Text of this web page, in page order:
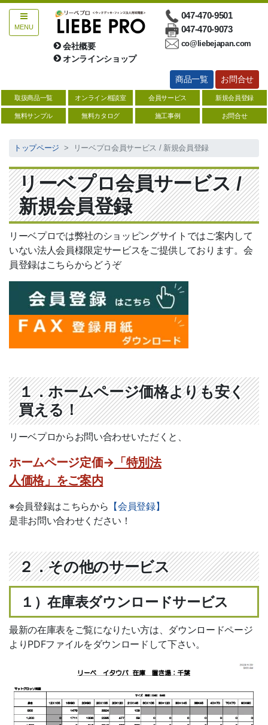
MENU
会社概要
オンラインショップ
047-470-9501
047-470-9073
co@liebejapan.com
商品一覧 お問合せ
取扱商品一覧 オンライン相談室 会員サービス 新規会員登録
無料サンプル 無料カタログ 施工事例 お問合せ
トップページ リーベプロ会員サービス / 新規会員登録
リーベプロ会員サービス /
新規会員登録
リーベプロでは弊社のショッピングサイトではご案内して
いない法人会員様限定サービスをご提供しております。会
員登録はこちらからどうぞ
１．ホームページ価格よりも安く
買える！
リーベプロからお問い合わせいただくと、
ホームページ定価→ 「特別法
人価格」をご案内
※会員登録はこちらから 【会員登録】
是非お問い合わせください！
２．その他のサービス
１）在庫表ダウンロードサービス
最新の在庫表をご覧になりたい方は、ダウンロードページ
よりPDFファイルをダウンロードして下さい。
お問合せ
ハードウッド【サイズ一覧表】
ソフトウッド【サイズ一覧】
デッキ関連商品
縁台・デッキキット
塗料・防腐剤・メンテナンス用品
人工芝
防草・除草・防根シート
総合フェンス
アルミ支柱（定尺・即納）
枕木（コンクリート・堅木・防
腐）
石材
ガーデンファニチャー
ウッドパネル
物置
エクステリア資材
ポリカーボネート
バークチップ
遮音材 「わんぱく応援マット」
ハンター シーリングファン
制震 補強金具「BOSHIN」
電動オーニング